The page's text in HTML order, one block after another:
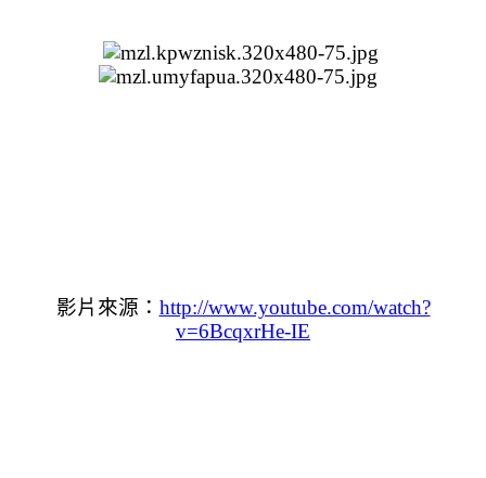
影片來源： http://www.youtube.com/watch?
v=6BcqxrHe-IE